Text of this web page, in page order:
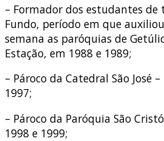
– Formador dos estudantes de
Fundo, período em que
semana as paróquias de
Estação, em 1988 e 1989;
– Pároco da Catedral São José
1997;
– Pároco da Paróquia São
1998 e 1999;